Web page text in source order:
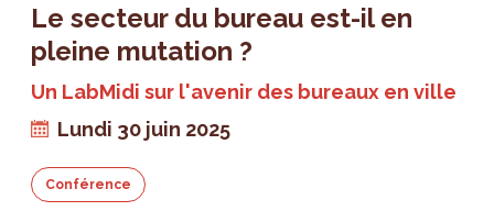
Le secteur du bureau est-il en
pleine mutation ?
Un LabMidi sur l'avenir des bureaux en ville
Lundi 30 juin 2025
Conférence